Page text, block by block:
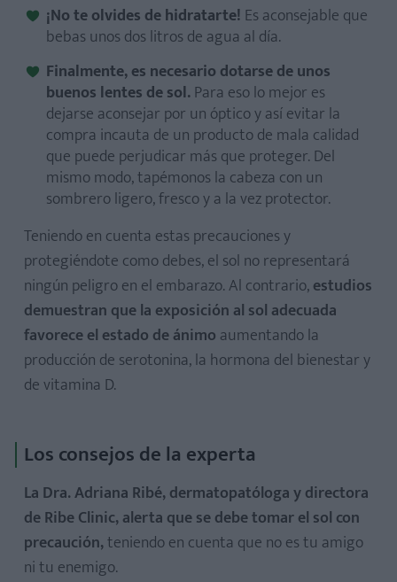
¡No te olvides de hidratarte! Es aconsejable que
bebas unos dos litros de agua al día.
Finalmente, es necesario dotarse de unos
buenos lentes de sol.Para eso lo mejor es
dejarse aconsejar por un óptico y así evitar la
compra incauta de un producto de mala calidad
que puede perjudicar más que proteger. Del
mismo modo, tapémonos la cabeza con un
sombrero ligero, fresco y a la vez protector.
Teniendo en cuenta estas precauciones y
protegiéndote como debes, el sol no representará
ningún peligro en el embarazo. Al contrario,estudios
demuestran que la exposición al sol adecuada
favorece el estado de ánimo aumentando la
producción de serotonina, la hormona del bienestar y
de vitamina D.
Los consejos de la experta
La Dra. Adriana Ribé, dermatopatóloga y directora
de Ribe Clinic, alerta que se debe tomar el sol con
precaución,teniendo en cuenta que no es tu amigo
ni tu enemigo.